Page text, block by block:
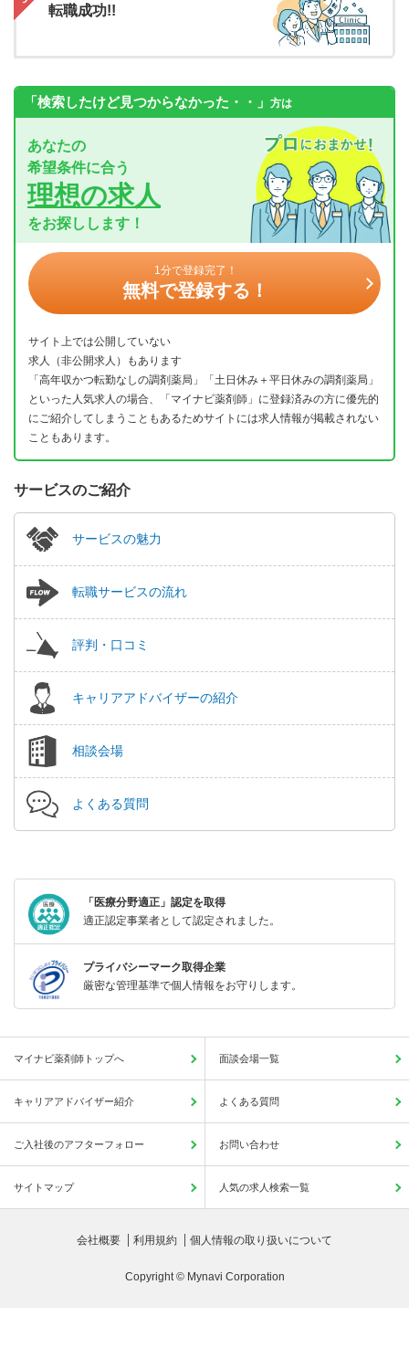
転職成功!!
「検索したけど見つからなかった・・」 方は
あなたの
希望条件に合う
理想の求人
をお探しします！
1分で登録完了！
無料で登録する！
サイト上では公開していない
求人（非公開求人）もあります
「高年収かつ転勤なしの調剤薬局」「土日休み＋平日休みの調剤薬局」
といった人気求人の場合、「マイナビ薬剤師」に登録済みの方に優先的
にご紹介してしまうこともあるためサイトには求人情報が掲載されない
こともあります。
サービスのご紹介
サービスの魅力
転職サービスの流れ
評判・口コミ
キャリアアドバイザーの紹介
相談会場
よくある質問
「医療分野適正」認定を取得
適正認定事業者として認定されました。
プライバシーマーク取得企業
厳密な管理基準で個人情報をお守りします。
マイナビ薬剤師トップへ 面談会場一覧
キャリアアドバイザー紹介 よくある質問
ご入社後のアフターフォロー お問い合わせ
サイトマップ 人気の求人検索一覧
会社概要 利用規約 個人情報の取り扱いについて
Copyright © Mynavi Corporation